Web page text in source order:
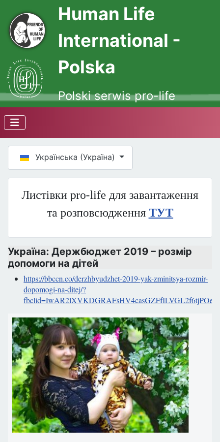
Human Life
International -
Polska
Polski serwis pro-life
Оберіть свою мову
Українська (Україна)
Листівки pro-life для завантаження
та розповсюдження ТУТ
Україна: Держбюджет 2019 – розмір
допомоги на дітей
https://bbccn.co/derzhbyudzhet-2019-yak-zminitsya-rozmir-
dopomogi-na-ditej/?